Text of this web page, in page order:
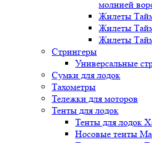
молнией
Жилеты
Жилеты
Жилеты
Стрингеры
Универсальные
Сумки для лодок
Тахометры
Тележки для моторов
Тенты для лодок
Тенты для лодок
Носовые тенты